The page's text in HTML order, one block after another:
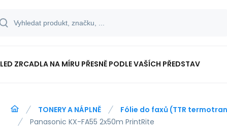
LED ZRCADLA NA MÍRU PŘESNĚ PODLE VAŠÍCH PŘEDSTAV
TONERY A NÁPLNĚ Fólie do faxů (TTR
Panasonic KX-FA55 2x50m PrintRite